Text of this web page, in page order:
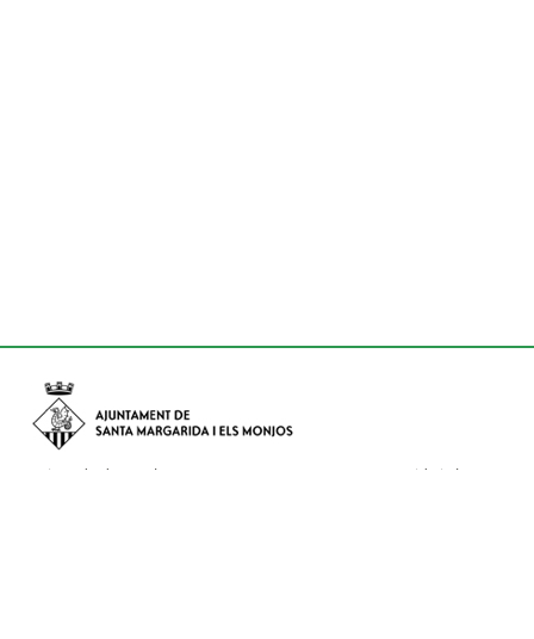
Avinguda de Catalunya nº 74, CP: 08730 - Santa Margarida i els